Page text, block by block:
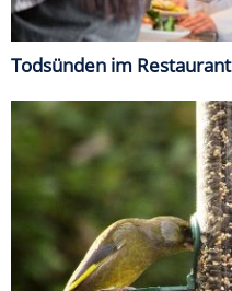
Todsünden im Restaurant